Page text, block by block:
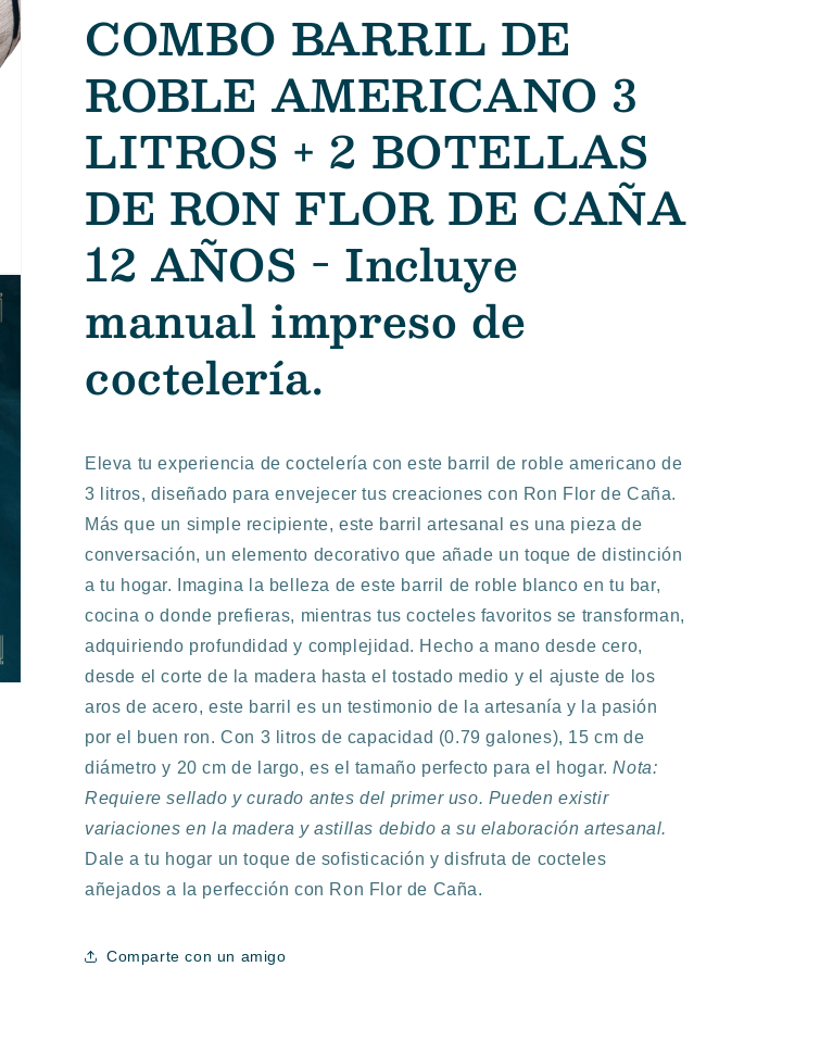
DE
CAÑA
AÑOS
DE
CAÑA
AÑOS
COMBO BARRIL DE
ROBLE AMERICANO 3
LITROS + 2 BOTELLAS
DE RON FLOR DE CAÑA
12 AÑOS - Incluye
manual impreso de
coctelería.
Eleva tu experiencia de coctelería con este barril de roble americano de
3 litros, diseñado para envejecer tus creaciones con Ron Flor de Caña.
Más que un simple recipiente, este barril artesanal es una pieza de
conversación, un elemento decorativo que añade un toque de distinción
a tu hogar. Imagina la belleza de este barril de roble blanco en tu bar,
cocina o donde prefieras, mientras tus cocteles favoritos se transforman,
adquiriendo profundidad y complejidad. Hecho a mano desde cero,
desde el corte de la madera hasta el tostado medio y el ajuste de los
aros de acero, este barril es un testimonio de la artesanía y la pasión
por el buen ron. Con 3 litros de capacidad (0.79 galones), 15 cm de
diámetro y 20 cm de largo, es el tamaño perfecto para el hogar.Nota:
Requiere sellado y curado antes del primer uso. Pueden existir
variaciones en la madera y astillas debido a su elaboración artesanal.
Dale a tu hogar un toque de sofisticación y disfruta de cocteles
añejados a la perfección con Ron Flor de Caña.
Comparte con un amigo